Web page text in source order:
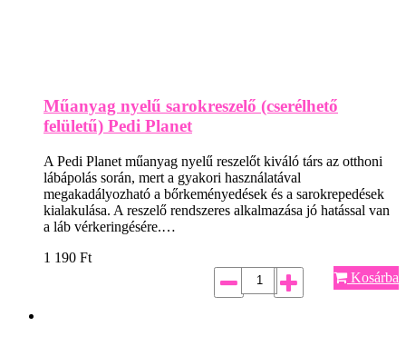
Műanyag nyelű sarokreszelő (cserélhető
felületű) Pedi Planet
A Pedi Planet műanyag nyelű reszelőt kiváló társ az otthoni
lábápolás során, mert a gyakori használatával
megakadályozható a bőrkeményedések és a sarokrepedések
kialakulása. A reszelő rendszeres alkalmazása jó hatással van
a láb vérkeringésére.…
1 190 Ft
Kosárba